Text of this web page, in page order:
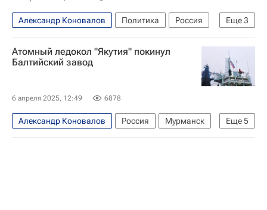
Еще3
Александр Коновалов Политика
Россия
Республика Башкортостан
Владимир Путин
Совет Федерации РФ
Атомный ледокол "Якутия" покинул
Балтийский завод
6 апреля 2025, 12:49 6878
Еще5
Александр Коновалов Россия
Мурманск
Санкт-Петербург
Алексей Лихачев